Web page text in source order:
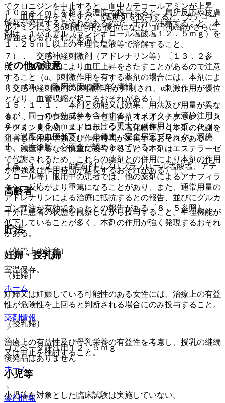
１０ｍｇ／ｍＬを超える濃度で投与すると、局所反応や皮膚
壊死が発現するおそれがあるので、十分に注意すること。本
剤は、１バイアル（ランジオロール塩酸塩１２．５ｍｇ）を
１．２５ｍＬ以上の生理食塩液等で溶解すること。
その他の注意
１５．１． 臨床使用に基づく情報
１５．１．１． 本剤と効能又は効果、用法及び用量が異な
るが、同一の有効成分を含有する「オノアクト点滴静注用５
０ｍｇ・１５０ｍｇ」における重大な副作用として、ショッ
ク（過度の血圧低下）、心停止、完全房室ブロック、洞停
止、高度徐脈、心不全が認められている。
１５．１．２． β遮断剤（プロプラノロール塩酸塩、アテ
ノロール等）服用中の患者では、他の薬剤によるアナフィラ
キシー反応がより重篤になることがあり、また、通常用量の
アドレナリンによる治療に抵抗するとの報告、並びにグルカ
ゴン静注が有効であったとの報告がある〔８．５参照〕。
貯法
（保管上の注意）
室温保存。
ホーム
薬剤情報
コアベータ静注用１２．５ｍｇ
後発品はありません
ホーム
薬剤情報
でクロニジンを中止すると、血中カテコールアミンが上昇
し、血圧上昇をきたすが、β遮断剤を投与すると、カテコー
ルアミンによるα刺激作用が優位になり、血管収縮がさらに
増強されるおそれがある）］。
７）． 交感神経刺激剤（アドレナリン等）〔１３．２参
照〕［血管収縮により血圧上昇をきたすことがあるので注意
すること（α、β刺激作用を有する薬剤の場合には、本剤によ
り交感神経刺激剤のβ刺激作用が抑制され、α刺激作用が優位
となり、血管収縮が起こるおそれがある）］。
８）． コリンエステラーゼ阻害剤（ネオスチグミン、ジス
チグミン臭化物、エドロホニウム塩化物等）［本剤の代謝を
阻害し作用が増強及び作用時間が延長するおそれがあるの
で、減量するなど慎重に投与すること（本剤はエステラーゼ
で代謝されるため、これらの薬剤との併用により本剤の作用
が増強及び作用時間が延長するおそれがある）］。
高齢者
十分に患者の状態を観察しながら投与すること。生理機能が
低下していることが多く、本剤の作用が強く発現するおそれ
がある。
妊婦・授乳婦
（妊婦）
妊婦又は妊娠している可能性のある女性には、治療上の有益
性が危険性を上回ると判断される場合にのみ投与すること。
（授乳婦）
治療上の有益性及び母乳栄養の有益性を考慮し、授乳の継続
又は中止を検討すること。
小児等
小児等を対象とした臨床試験は実施していない。